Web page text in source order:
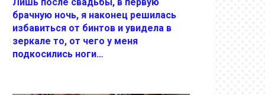
Лишь после свадьбы, в первую
брачную ночь, я наконец решилась
избавиться от бинтов и увидела в
зеркале то, от чего у меня
подкосились ноги…